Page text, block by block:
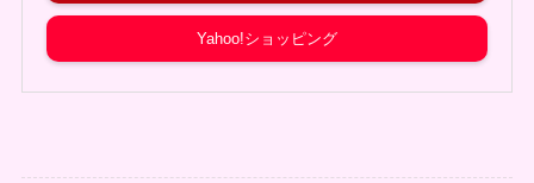
Yahoo!ショッピング